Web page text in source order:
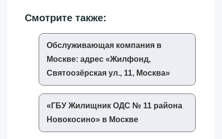
Смотрите также:
Обслуживающая компания в
Москве: адрес «‎Жилфонд,
Святоозёрская ул., 11, Москва»‎
«‎ГБУ Жилищник ОДС № 11 района
Новокосино»‎ в Москве